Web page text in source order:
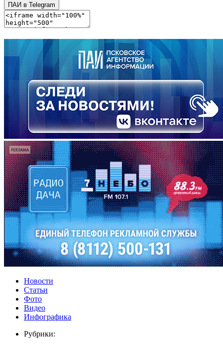
ПАИ в Telegram
Новости
Статьи
Фото
Видео
Инфографика
Рубрики: